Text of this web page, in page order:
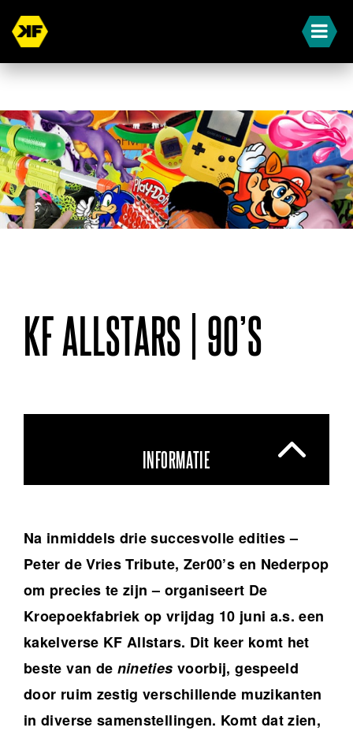
KF ALLSTARS | 90’S
INFORMATIE
Na inmiddels drie succesvolle edities –
Peter de Vries Tribute, Zer00’s en Nederpop
om precies te zijn – organiseert De
Kroepoekfabriek op vrijdag 10 juni a.s. een
kakelverse KF Allstars. Dit keer komt het
beste van de nineties voorbij, gespeeld
door ruim zestig verschillende muzikanten
in diverse samenstellingen. Komt dat zien,